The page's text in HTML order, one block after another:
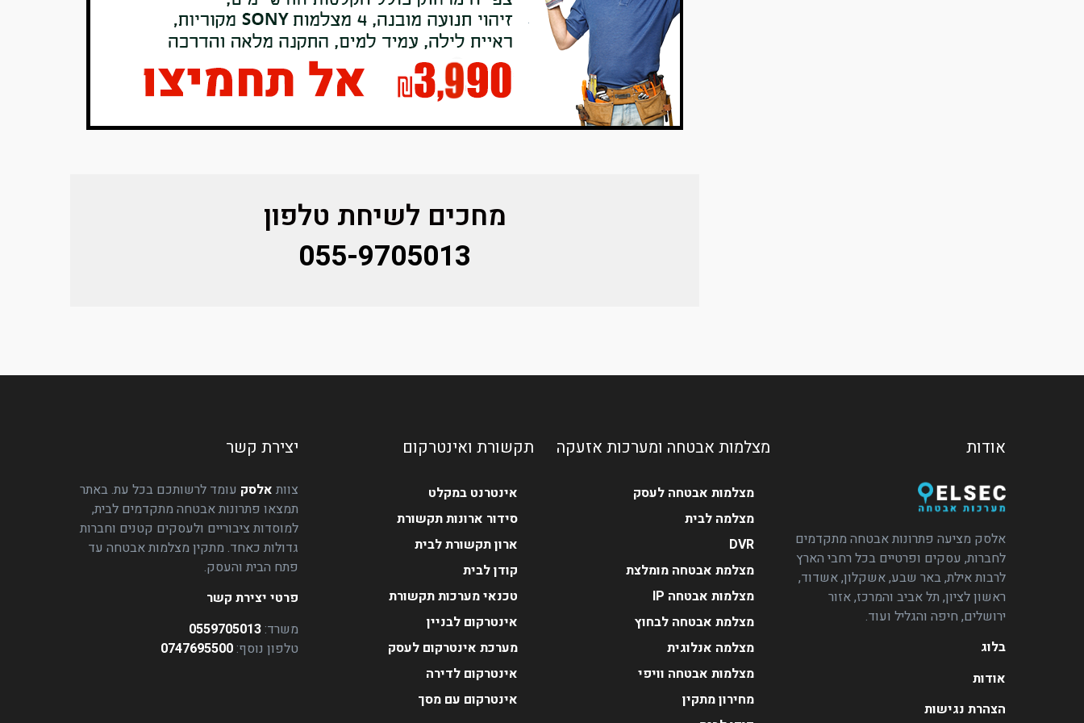
מחכים לשיחת טלפון
055-9705013
אודות
אלסק מציעה פתרונות אבטחה מתקדמים
לחברות, עסקים ופרטיים בכל רחבי הארץ
לרבות אילת, באר שבע, אשקלון, אשדוד,
ראשון לציון, תל אביב והמרכז, אזור
ירושלים, חיפה והגליל ועוד.
בלוג
אודות
הצהרת נגישות
מצלמות אבטחה ומערכות אזעקה
מצלמות אבטחה לעסק
מצלמה לבית
DVR
מצלמת אבטחה מומלצת
מצלמות אבטחה IP
מצלמת אבטחה לבחוץ
מצלמה אנלוגית
מצלמות אבטחה וויפי
מחירון מתקין
תקשורת ואינטרקום
אינטרנט במקלט
סידור ארונות תקשורת
ארון תקשורת לבית
קודן לבית
טכנאי מערכות תקשורת
אינטרקום לבניין
מערכת אינטרקום לעסק
אינטרקום לדירה
אינטרקום עם מסך
יצירת קשר
צוות אלסק עומד לרשותכם בכל עת. באתר
תמצאו פתרונות אבטחה מתקדמים לבית,
למוסדות ציבוריים ולעסקים קטנים וחברות
גדולות כאחד. מתקין מצלמות אבטחה עד
פתח הבית והעסק.
פרטי יצירת קשר
משרד:0559705013
טלפון נוסף:0747695500